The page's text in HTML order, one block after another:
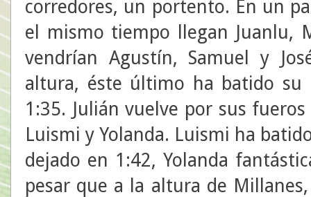
corredores, un portento. En un
el mismo tiempo llegan Juanlu,
vendrían Agustín, Samuel y
altura, éste último ha batido
1:35. Julián vuelve por sus
Luismi y Yolanda. Luismi ha
dejado en 1:42, Yolanda
pesar que a la altura de